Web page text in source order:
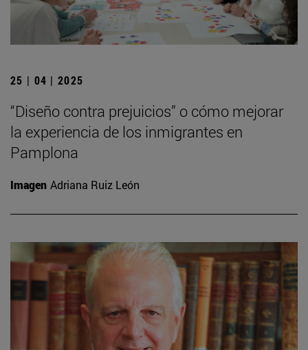
25 | 04 | 2025
“Diseño contra prejuicios” o cómo mejorar
la experiencia de los inmigrantes en
Pamplona
Imagen Adriana Ruiz León